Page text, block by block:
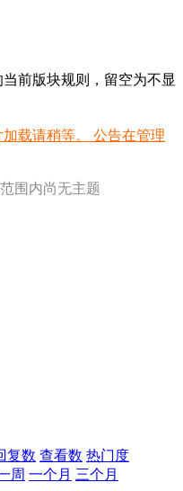
前版块规则，留空为不显
载请稍等。 公告在管理
围内尚无主题
复数 查看数 热门度
周 一个月 三个月